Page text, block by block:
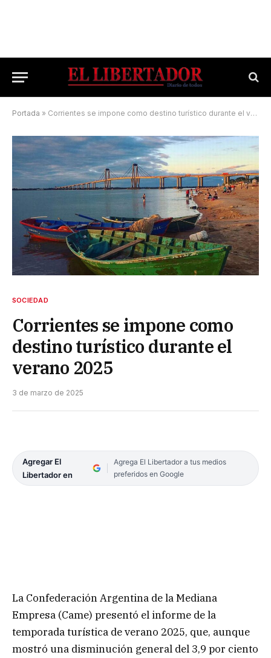
Portada » Corrientes se impone como destino turístico durante el verano 2025
SOCIEDAD
Corrientes se impone como
destino turístico durante el
verano 2025
3 de marzo de 2025
Agregar El
Libertador en
Agrega El Libertador a tus medios
preferidos en Google
La Confederación Argentina de la Mediana
Empresa (Came) presentó el informe de la
temporada turística de verano 2025, que, aunque
mostró una disminución general del 3,9 por ciento